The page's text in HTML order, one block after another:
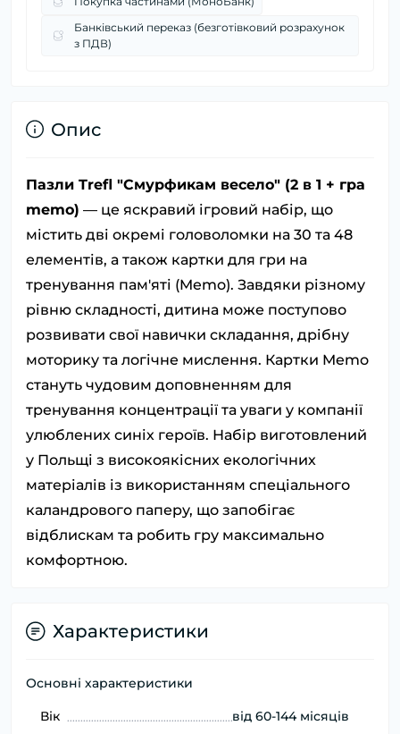
Банківський переказ (безготівковий розрахунок
з ПДВ)
Опис
Пазли Trefl "Смурфикам весело" (2 в 1 + гра
memo) — це яскравий ігровий набір, що
містить дві окремі головоломки на 30 та 48
елементів, а також картки для гри на
тренування пам'яті (Memo). Завдяки різному
рівню складності, дитина може поступово
розвивати свої навички складання, дрібну
моторику та логічне мислення. Картки Memo
стануть чудовим доповненням для
тренування концентрації та уваги у компанії
улюблених синіх героїв. Набір виготовлений
у Польщі з високоякісних екологічних
матеріалів із використанням спеціального
каландрового паперу, що запобігає
відблискам та робить гру максимально
комфортною.
Характеристики
Основні характеристики
Вік від 60-144 місяців